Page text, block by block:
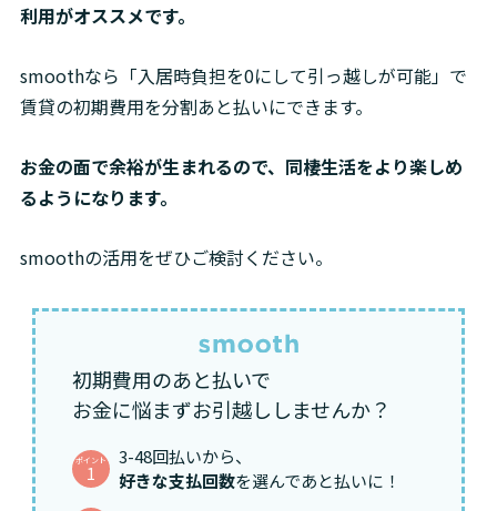
利用がオススメです。
smoothなら「入居時負担を0にして引っ越しが可能」で
賃貸の初期費用を分割あと払いにできます。
お金の面で余裕が生まれるので、同棲生活をより楽しめ
るようになります。
smoothの活用をぜひご検討ください。
初期費用のあと払いで
お金に悩まずお引越ししませんか？
ポイント
1
3-48回払いから、
好きな支払回数を選んであと払いに！